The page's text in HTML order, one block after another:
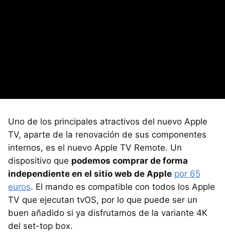
Uno de los principales atractivos del nuevo Apple
TV, aparte de la renovación de sus componentes
internos, es el nuevo Apple TV Remote. Un
dispositivo que podemos comprar de forma
independiente en el sitio web de Apple por 65
euros. El mando es compatible con todos los Apple
TV que ejecutan tvOS, por lo que puede ser un
buen añadido si ya disfrutamos de la variante 4K
del set-top box.